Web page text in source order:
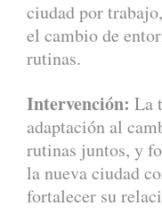
ciudad por
el cambio de
rutinas.
Intervención: La
adaptación al
rutinas juntos, y
la nueva ciudad
fortalecer su